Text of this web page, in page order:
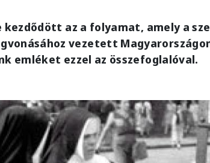
kezdődött az a folyamat, amely a
vezetett
emléket ezzel az összefoglalóval.